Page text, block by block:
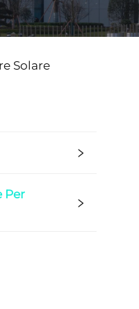
Solare
Per